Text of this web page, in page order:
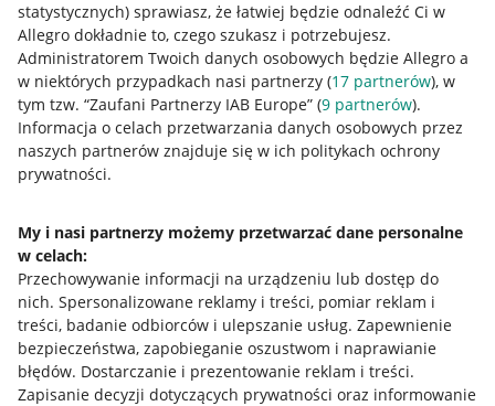
statystycznych) sprawiasz, że łatwiej będzie odnaleźć Ci w
Allegro dokładnie to, czego szukasz i potrzebujesz.
Administratorem Twoich danych osobowych będzie Allegro a
w niektórych przypadkach nasi partnerzy (17 partnerów), w
tym tzw. “Zaufani Partnerzy IAB Europe” (9 partnerów).
Informacja o celach przetwarzania danych osobowych przez
naszych partnerów znajduje się w ich politykach ochrony
prywatności.
My i nasi partnerzy możemy przetwarzać dane personalne
w celach:
Przechowywanie informacji na urządzeniu lub dostęp do
nich. Spersonalizowane reklamy i treści, pomiar reklam i
treści, badanie odbiorców i ulepszanie usług. Zapewnienie
bezpieczeństwa, zapobieganie oszustwom i naprawianie
błędów. Dostarczanie i prezentowanie reklam i treści.
Zapisanie decyzji dotyczących prywatności oraz informowanie
Przydatne informacje
Jak to działa
Allegro Gadane dla sprzedających
Allegro Gadane dla kupujących
Mapa miejscowości
Informacje prawne